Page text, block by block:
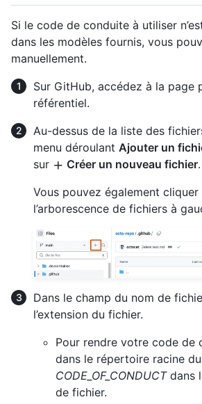
Si le code de conduite à utiliser
dans les modèles fournis, vous
manuellement.
Sur GitHub, accédez à la page
référentiel.
Au-dessus de la liste des
menu déroulant Ajouter un
sur
Créer un nouveau fichier.
Vous pouvez également cliquer
l’arborescence de fichiers à
Dans le champ du nom de
l’extension du fichier.
Pour rendre votre code de
dans le répertoire racine
CODE_OF_CONDUCTdans
de fichier.